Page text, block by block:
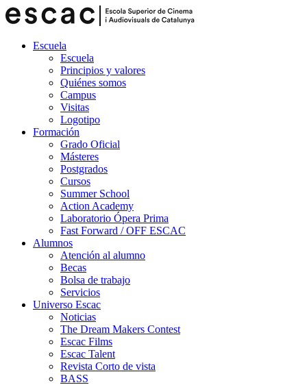
Escuela
Escuela
Principios y valores
Quiénes somos
Campus
Visitas
Logotipo
Formación
Grado Oficial
Másteres
Postgrados
Cursos
Summer School
Action Academy
Laboratorio Ópera Prima
Fast Forward / OFF ESCAC
Alumnos
Atención al alumno
Becas
Bolsa de trabajo
Servicios
Universo Escac
Noticias
The Dream Makers Contest
Escac Films
Escac Talent
Revista Corto de vista
BASS